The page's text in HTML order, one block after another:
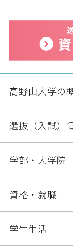
高野山大学の
選抜（入試）
学部・大学院
資格・就職
学生生活